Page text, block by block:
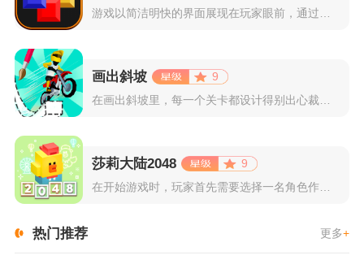
游戏以简洁明快的界面展现在玩家眼前，通过简单的滑动屏幕即可控...
画出斜坡
9
莎莉大陆2048
9
热门推荐 更多+